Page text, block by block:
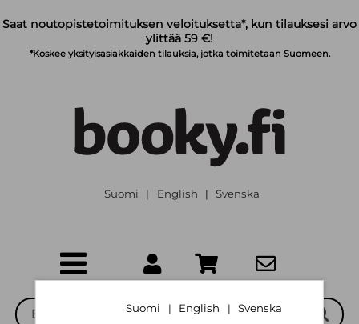
Saat noutopistetoimituksen veloituksetta*, kun tilauksesi arvo
ylittää 59 €!
*Koskee yksityisasiakkaiden tilauksia, jotka toimitetaan Suomeen.
Suomi | English | Svenska
Suomi | English | Svenska